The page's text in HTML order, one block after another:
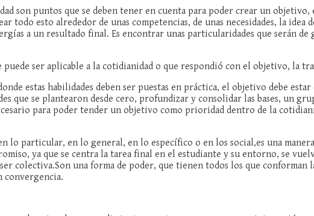
son puntos que se deben tener en cuenta para poder crear un
todo esto alrededor de unas competencias, de unas necesidades, la
a un resultado final. Es encontrar unas particularidades que serán de
ser aplicable a la cotidianidad o que respondió con el objetivo, la
estas habilidades deben ser puestas en práctica, el objetivo debe estar
se plantearon desde cero, profundizar y consolidar las bases, un
para poder tender un objetivo como prioridad dentro de la
lo particular, en lo general, en lo específico o en los social,es una
ya que se centra la tarea final en el estudiante y su entorno, se
colectiva.Son una forma de poder, que tienen todos los que
convergencia.